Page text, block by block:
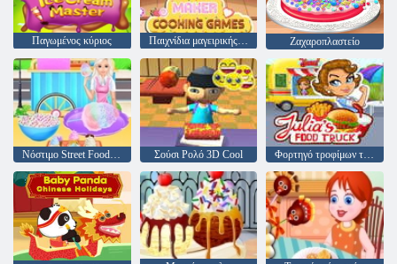
Παγωμένος κύριος Παιχνίδια μαγειρικής για Cake Maker Ζαχαροπλαστείο
Νόστιμο Street Food Cooking Σούσι Ρολό 3D Cool Φορτηγό τροφίμων της Τζούλια